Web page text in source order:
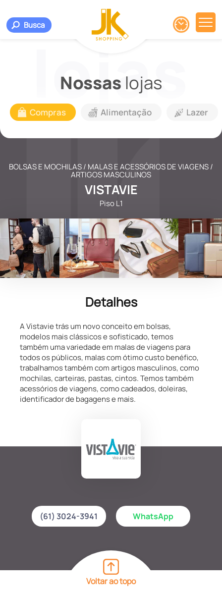
Busca
Nossas lojas
Compras Alimentação Lazer
BOLSAS E MOCHILAS / MALAS E ACESSÓRIOS DE VIAGENS /
ARTIGOS MASCULINOS
VISTAVIE
Piso L1
Detalhes
A Vistavie trás um novo conceito em bolsas,
modelos mais clássicos e sofisticado, temos
também uma variedade em malas de viagens para
todos os públicos, malas com ótimo custo benéfico,
trabalhamos também com artigos masculinos, como
mochilas, carteiras, pastas, cintos. Temos também
acessórios de viagens, como cadeados, doleiras,
identificador de bagagens e mais.
(61) 3024-3941 WhatsApp
Voltar ao topo